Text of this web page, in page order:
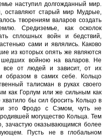
наступил долгожданный мир.
оставляют старый мир Мудрые,
творениям валаров создать
Средиземье, как осколок
сплошных войн и бедствий,
сами и являлись. Каково
из которых опять же являются
шедших войною на валаров. Не
все от людей и зависит, от их
образом в самих себе. Кольцо
талисман в руках своего
как Горлум или же сильным как
бы сил бросить Кольцо в
это Фродо с Сэмом, чуть не
могущество Кольца. Тем
зачастую оказывающимся более
Пусть не в глобальном